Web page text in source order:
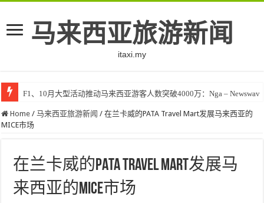
马来西亚旅游新闻
itaxi.my
F1、10月大型活动推动马来西亚游客人数突破4000万：Nga – Newswav
Home / 马来西亚旅游新闻 / 在兰卡威的PATA Travel Mart发展马来西亚的
MICE市场
在兰卡威的PATA Travel Mart发展马
来西亚的MICE市场